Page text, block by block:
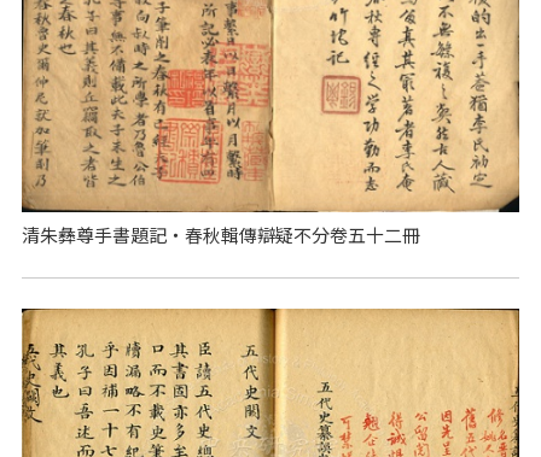
清朱彝尊手書題記‧春秋輯傳辯疑不分卷五十二冊